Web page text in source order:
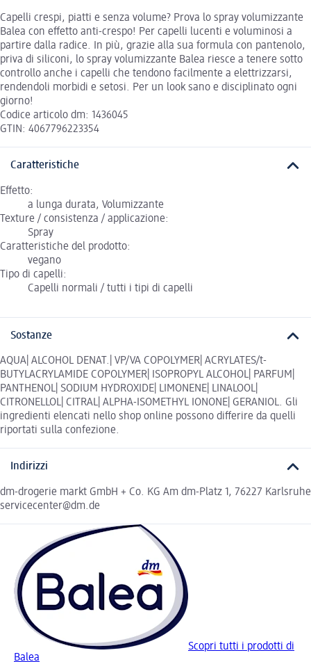
Capelli crespi, piatti e senza volume? Prova lo spray volumizzante
Balea con effetto anti-crespo! Per capelli lucenti e voluminosi a
partire dalla radice. In più, grazie alla sua formula con pantenolo,
priva di siliconi, lo spray volumizzante Balea riesce a tenere sotto
controllo anche i capelli che tendono facilmente a elettrizzarsi,
rendendoli morbidi e setosi. Per un look sano e disciplinato ogni
giorno!
Codice articolo dm: 1436045
GTIN: 4067796223354
Caratteristiche
Effetto:
a lunga durata, Volumizzante
Texture / consistenza / applicazione:
Spray
Caratteristiche del prodotto:
vegano
Tipo di capelli:
Capelli normali / tutti i tipi di capelli
Sostanze
AQUA| ALCOHOL DENAT.| VP/VA COPOLYMER| ACRYLATES/t-
BUTYLACRYLAMIDE COPOLYMER| ISOPROPYL ALCOHOL| PARFUM|
PANTHENOL| SODIUM HYDROXIDE| LIMONENE| LINALOOL|
CITRONELLOL| CITRAL| ALPHA-ISOMETHYL IONONE| GERANIOL. Gli
ingredienti elencati nello shop online possono differire da quelli
riportati sulla confezione.
Indirizzi
dm-drogerie markt GmbH + Co. KG Am dm-Platz 1, 76227 Karlsruhe
servicecenter@dm.de
Scopri tutti i prodotti di
Balea